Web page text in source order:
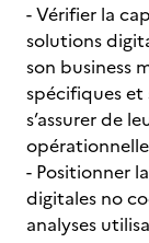
- Vérifier la
solutions
son business
spécifiques
s’assurer de
- Positionner
digitales no
analyses